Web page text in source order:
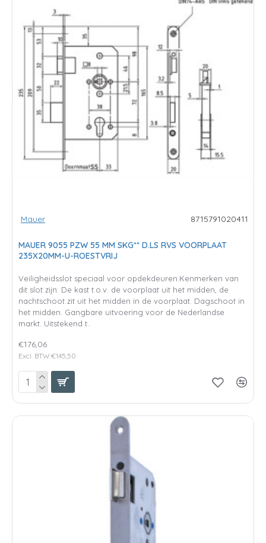
Mauer 8715791020411
MAUER 9055 PZW 55 MM SKG** D.LS RVS VOORPLAAT
235X20MM-U-ROESTVRIJ
Veiligheidsslot speciaal voor opdekdeuren.Kenmerken van
dit slot zijn: De kast t.o.v. de voorplaat uit het midden, de
nachtschoot zit uit het midden in de voorplaat. Dagschoot in
het midden. Gangbare uitvoering voor de Nederlandse
markt. Uitstekend t..
€176,06
Excl. BTW:€145,50